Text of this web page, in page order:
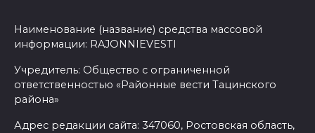
Наименование (название) средства массовой
информации: RAJONNIEVESTI
Учредитель: Общество с ограниченной
ответственностью «Районные вести Тацинского
района»
Адрес редакции сайта: 347060, Ростовская область,